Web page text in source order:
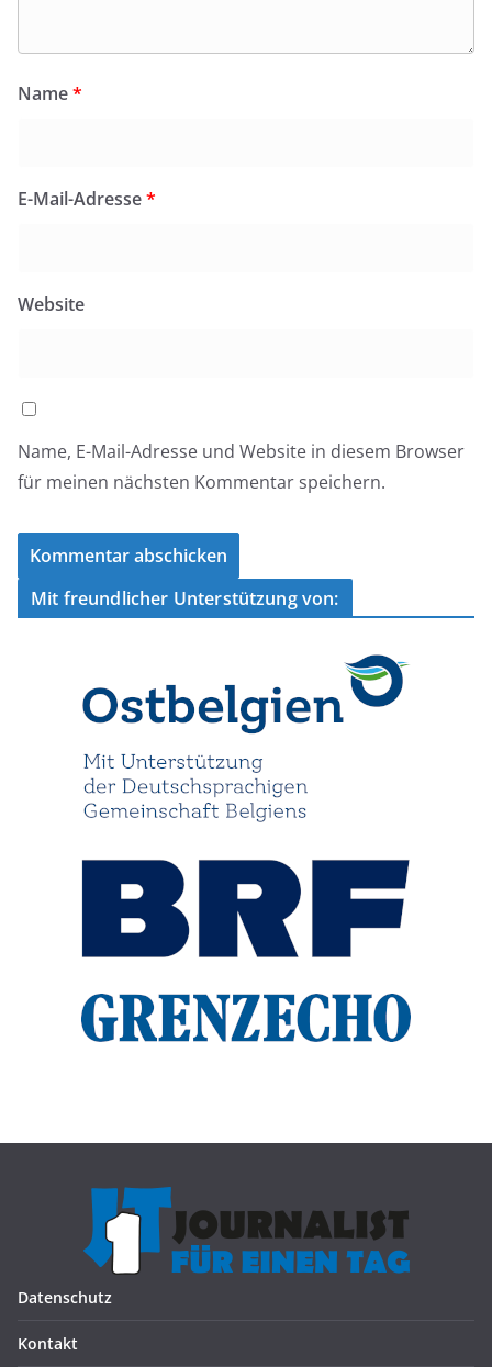
Name*
E-Mail-Adresse*
Website
Name, E-Mail-Adresse und Website in diesem Browser
für meinen nächsten Kommentar speichern.
Mit freundlicher Unterstützung von:
Datenschutz
Kontakt